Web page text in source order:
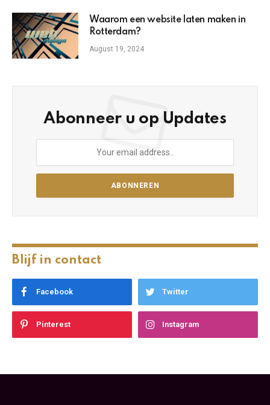
Waarom een website laten maken in
Rotterdam?
August 19, 2024
Abonneer u op Updates
Blijf in contact
Facebook Twitter
Pinterest Instagram